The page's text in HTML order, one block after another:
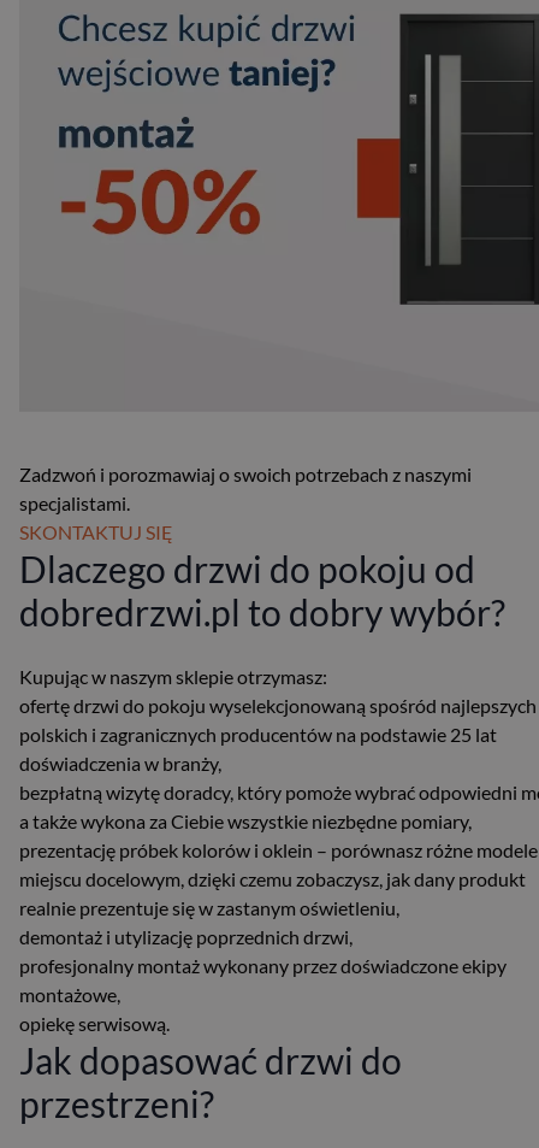
Zadzwoń i porozmawiaj o swoich potrzebach z naszymi
specjalistami.
SKONTAKTUJ SIĘ
Dlaczego drzwi do pokoju od
dobredrzwi.pl to dobry wybór?
Kupując w naszym sklepie otrzymasz:
ofertę drzwi do pokoju wyselekcjonowaną spośród najlepszych
polskich i zagranicznych producentów na podstawie 25 lat
doświadczenia w branży,
bezpłatną wizytę doradcy, który pomoże wybrać odpowiedni
a także wykona za Ciebie wszystkie niezbędne pomiary,
prezentację próbek kolorów i oklein – porównasz różne
miejscu docelowym, dzięki czemu zobaczysz, jak dany produkt
realnie prezentuje się w zastanym oświetleniu,
demontaż i utylizację poprzednich drzwi,
profesjonalny montaż wykonany przez doświadczone ekipy
montażowe,
opiekę serwisową.
Jak dopasować drzwi do
przestrzeni?